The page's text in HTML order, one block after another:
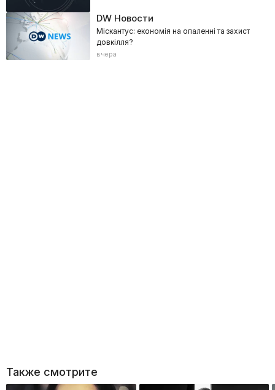
DW Новости
Міскантус: економія на опаленні та захист
довкілля?
вчера
Также смотрите